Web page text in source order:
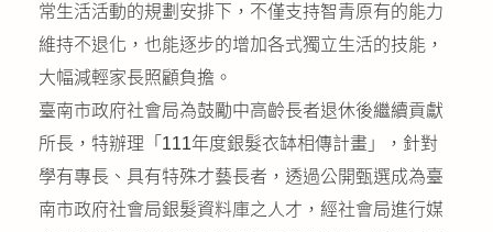
常生活活動的規劃安排下，不僅支持智青原有的能力
維持不退化，也能逐步的增加各式獨立生活的技能，
大幅減輕家長照顧負擔。
臺南市政府社會局為鼓勵中高齡長者退休後繼續貢獻
所長，特辦理「111年度銀髮衣缽相傳計畫」，針對
學有專長、具有特殊才藝長者，透過公開甄選成為臺
南市政府社會局銀髮資料庫之人才，經社會局進行媒